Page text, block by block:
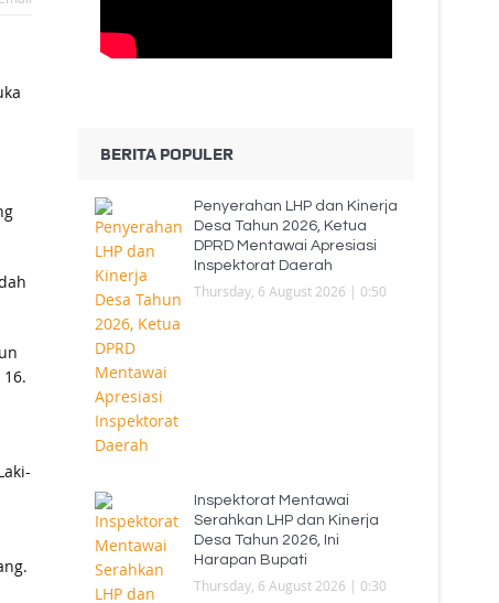
BERITA POPULER
Penyerahan LHP dan Kinerja
Desa Tahun 2026, Ketua
DPRD Mentawai Apresiasi
Inspektorat Daerah
Thursday, 6 August 2026 | 0:50
Inspektorat Mentawai
Serahkan LHP dan Kinerja
Desa Tahun 2026, Ini
Harapan Bupati
Thursday, 6 August 2026 | 0:30